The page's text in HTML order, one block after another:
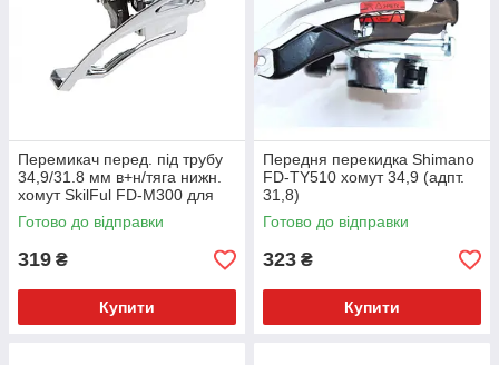
Перемикач перед. під трубу
34,9/31.8 мм в+н/тяга нижн.
хомут SkilFul FD-M300 для
3х9
Готово до відправки
319 ₴
Купити
Передня перекидка Shimano
FD-TY510 хомут 34,9 (адпт.
31,8)
Готово до відправки
323 ₴
Купити